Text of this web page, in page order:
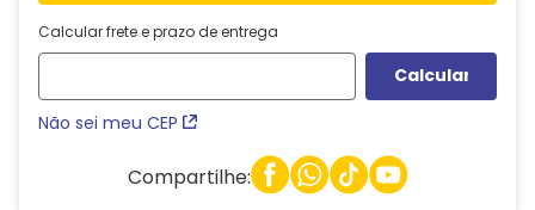
Calcular frete e prazo de entrega
Não sei meu CEP
Compartilhe: